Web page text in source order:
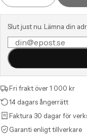
Slut just nu. Lämna din
E-postadress
Fri frakt över 1 000 kr
14 dagars ångerrätt
Faktura 30 dagar för
Garanti enligt tillverkare